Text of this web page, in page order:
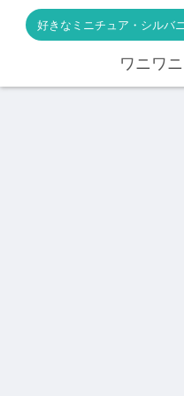
好きなミニチュア・シルバ
ワニワ